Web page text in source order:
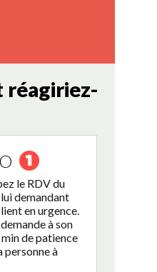
réagiriez-
le RDV du
demandant
en urgence.
à son
de patience
personne à